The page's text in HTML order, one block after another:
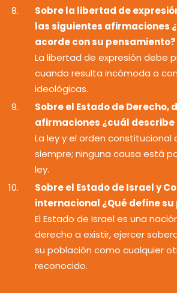
Sobre la libertad de
las siguientes afirmaciones
acorde con su pensamiento?
La libertad de expresión debe
cuando resulta incómoda o
ideológicas.
Sobre el Estado de Derecho,
afirmaciones ¿cuál
La ley y el orden constitucional
siempre; ninguna causa está
ley.
Sobre el Estado de Israel y
internacional ¿Qué define
El Estado de Israel es una
derecho a existir, ejercer
su población como cualquier
reconocido.